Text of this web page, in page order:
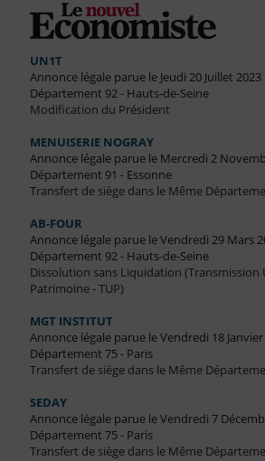
UN1T
Annonce légale parue le Jeudi 20 Juillet 2023
Département 92 - Hauts-de-Seine
Modification du Président
MENUISERIE NOGRAY
Annonce légale parue le Mercredi 2
Département 91 - Essonne
Transfert de siège dans le Même
AB-FOUR
Annonce légale parue le Vendredi 29 Mars
Département 92 - Hauts-de-Seine
Dissolution sans Liquidation (Transmission
Patrimoine - TUP)
MGT INSTITUT
Annonce légale parue le Vendredi 18 Janvier
Département 75 - Paris
Transfert de siège dans le Même
SEDAY
Annonce légale parue le Vendredi 7
Département 75 - Paris
Transfert de siège dans le Même